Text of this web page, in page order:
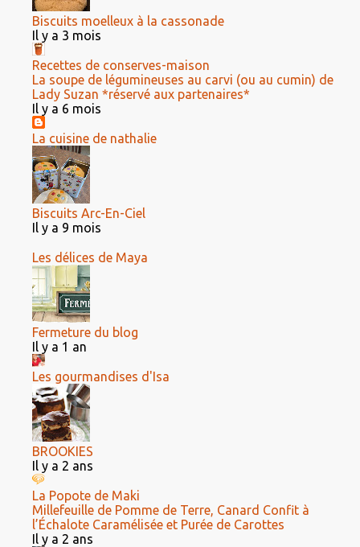
Biscuits moelleux à la cassonade
Il y a 3 mois
Recettes de conserves-maison
La soupe de légumineuses au carvi (ou au cumin) de
Lady Suzan *réservé aux partenaires*
Il y a 6 mois
La cuisine de nathalie
Biscuits Arc-En-Ciel
Il y a 9 mois
Les délices de Maya
Fermeture du blog
Il y a 1 an
Les gourmandises d'Isa
BROOKIES
Il y a 2 ans
La Popote de Maki
Millefeuille de Pomme de Terre, Canard Confit à
l’Échalote Caramélisée et Purée de Carottes
Il y a 2 ans